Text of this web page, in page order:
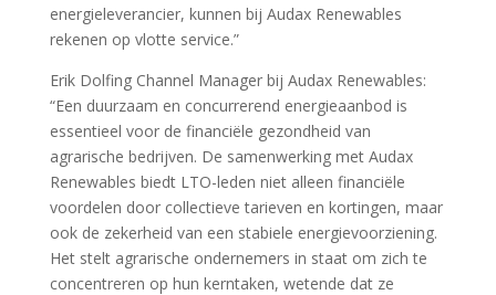
energieleverancier, kunnen bij Audax Renewables
rekenen op vlotte service.”
Erik Dolfing Channel Manager bij Audax Renewables:
“Een duurzaam en concurrerend energieaanbod is
essentieel voor de financiële gezondheid van
agrarische bedrijven. De samenwerking met Audax
Renewables biedt LTO-leden niet alleen financiële
voordelen door collectieve tarieven en kortingen, maar
ook de zekerheid van een stabiele energievoorziening.
Het stelt agrarische ondernemers in staat om zich te
concentreren op hun kerntaken, wetende dat ze